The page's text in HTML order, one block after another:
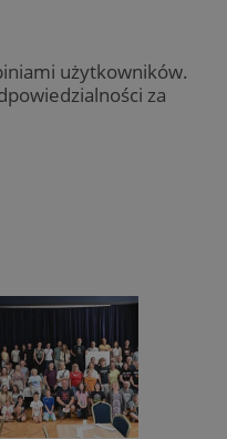
użytkowników.
za